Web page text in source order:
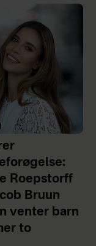
Roepstorff
Bruun
venter barn
to